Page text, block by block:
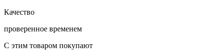
Качество
проверенное временем
С этим товаром покупают